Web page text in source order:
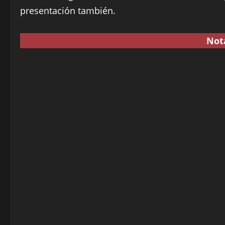
presentación también.